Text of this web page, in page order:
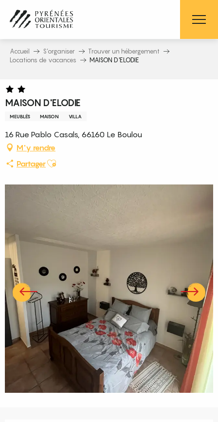
contenu
principal
Accueil S’organiser
Trouver un hébergement
Locations de vacances
MAISON D'ELODIE
MAISON D'ELODIE
MEUBLÉS MAISON VILLA
16 Rue Pablo Casals, 66160 Le Boulou
M'y rendre
PartagerAjouter aux favoris